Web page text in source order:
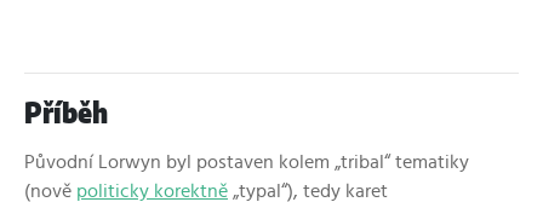
Příběh
Původní Lorwyn byl postaven kolem „tribal“ tematiky
(nově politicky korektně „typal“), tedy karet